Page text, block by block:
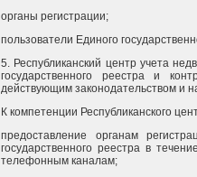
органы регистрации;
пользователи Единого
5. Республиканский центр учета
государственного реестра и
действующим законодательством
К компетенции Республиканского
предоставление органам
государственного реестра в
телефонным каналам;